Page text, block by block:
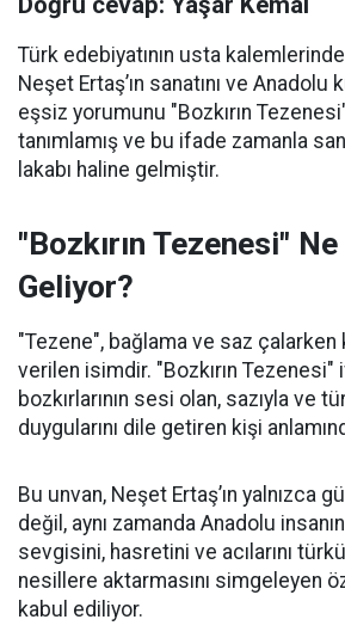
Türk edebiyatının usta
Neşet Ertaş’ın sanatını ve Anadolu
eşsiz yorumunu "Bozkırın
tanımlamış ve bu ifade zamanla
lakabı haline gelmiştir.
"Bozkırın Tezenesi"
Geliyor?
"Tezene", bağlama ve saz çalarken
verilen isimdir. "Bozkırın
bozkırlarının sesi olan, sazıyla ve
duygularını dile getiren kişi
Bu unvan, Neşet Ertaş’ın yalnızca
değil, aynı zamanda Anadolu
sevgisini, hasretini ve acılarını
nesillere aktarmasını simgeleyen
kabul ediliyor.